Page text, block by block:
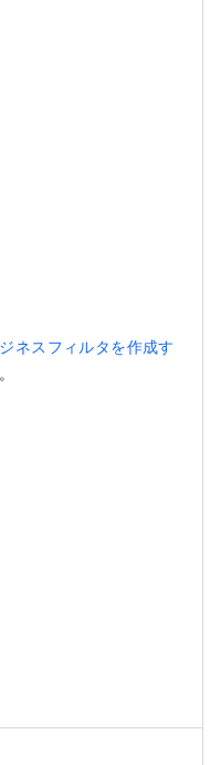
ネスフィルタを作成す
。